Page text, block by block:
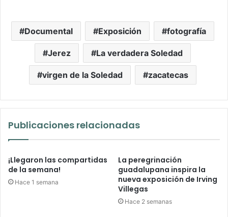
Documental Exposición fotografía
Jerez La verdadera Soledad
virgen de la Soledad zacatecas
Publicaciones relacionadas
¡Llegaron las compartidas
de la semana!
Hace 1 semana
La peregrinación
guadalupana inspira la
nueva exposición de Irving
Villegas
Hace 2 semanas